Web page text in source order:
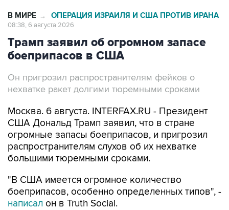
В МИРЕ → ОПЕРАЦИЯ ИЗРАИЛЯ И США ПРОТИВ ИРАНА
08:38, 6 августа 2026
Трамп заявил об огромном запасе
боеприпасов в США
Он пригрозил распространителям фейков о
нехватке ракет долгими тюремными сроками
Москва. 6 августа. INTERFAX.RU - Президент
США Дональд Трамп заявил, что в стране
огромные запасы боеприпасов, и пригрозил
распространителям слухов об их нехватке
большими тюремными сроками.
"В США имеется огромное количество
боеприпасов, особенно определенных типов", -
написал он в Truth Social.